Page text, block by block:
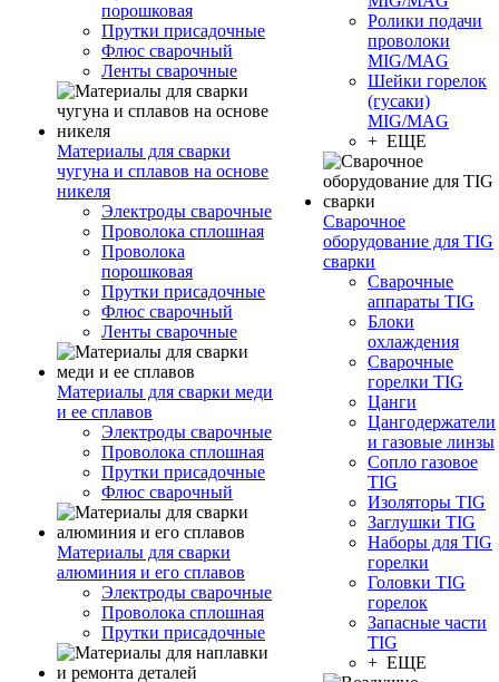
порошковая
Прутки присадочные
Флюс сварочный
Ленты сварочные
Материалы для сварки
чугуна и сплавов на основе
никеля
Электроды сварочные
Проволока сплошная
Проволока
порошковая
Прутки присадочные
Флюс сварочный
Ленты сварочные
Материалы для сварки меди
и ее сплавов
Электроды сварочные
Проволока сплошная
Прутки присадочные
Флюс сварочный
Материалы для сварки
алюминия и его сплавов
Электроды сварочные
Проволока сплошная
Прутки присадочные
Ролики подачи
проволоки
MIG/MAG
Шейки горелок
(гусаки)
MIG/MAG
+ ЕЩЕ
Сварочное
оборудование для TIG
сварки
Сварочные
аппараты TIG
Блоки
охлаждения
Сварочные
горелки TIG
Цанги
Цангодержатели
и газовые линзы
Сопло газовое
TIG
Изоляторы TIG
Заглушки TIG
Наборы для TIG
горелки
Головки TIG
горелок
Запасные части
TIG
+ ЕЩЕ